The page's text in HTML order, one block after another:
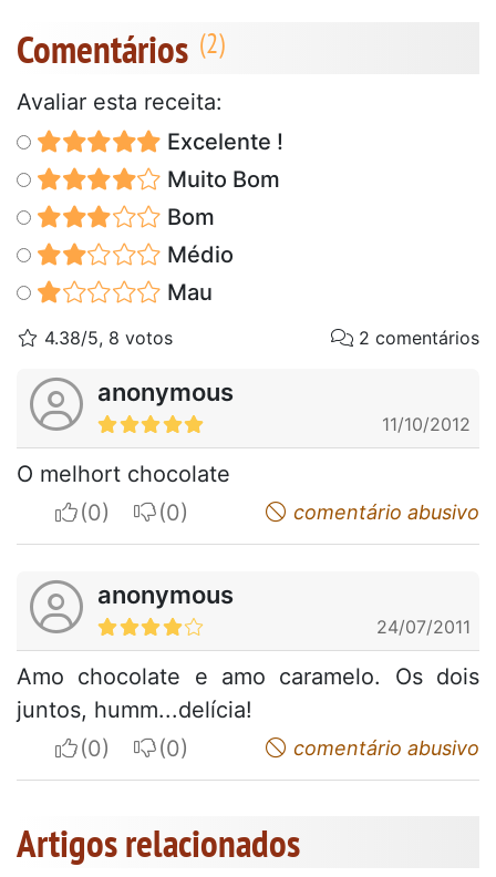
Comentários
Avaliar esta receita:
Excelente !
Muito Bom
Bom
Médio
Mau
4.38/5, 8 votos 2 comentários
anonymous
11/10/2012
O melhort chocolate
I apreciateI do not appreciatecomentário abusivo
anonymous
24/07/2011
Amo chocolate e amo caramelo. Os dois
juntos, humm...delícia!
I apreciateI do not appreciatecomentário abusivo
Artigos relacionados